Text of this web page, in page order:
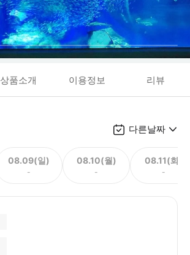
상품소개 이용정보 리뷰
다른날짜
08.09(일)
-
08.10(월)
-
08.11(화)
-